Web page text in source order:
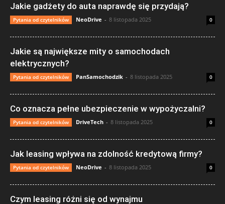
Jakie gadżety do auta naprawdę się przydają?
Pytania od czytelników NeoDrive - 8 listopada 2025 0
Jakie są największe mity o samochodach
elektrycznych?
Pytania od czytelników PanSamochodzik - 8 listopada 2025 0
Co oznacza pełne ubezpieczenie w wypożyczalni?
Pytania od czytelników DriveTech - 8 listopada 2025 0
Jak leasing wpływa na zdolność kredytową firmy?
Pytania od czytelników NeoDrive - 8 listopada 2025 0
Czym leasing różni się od wynajmu